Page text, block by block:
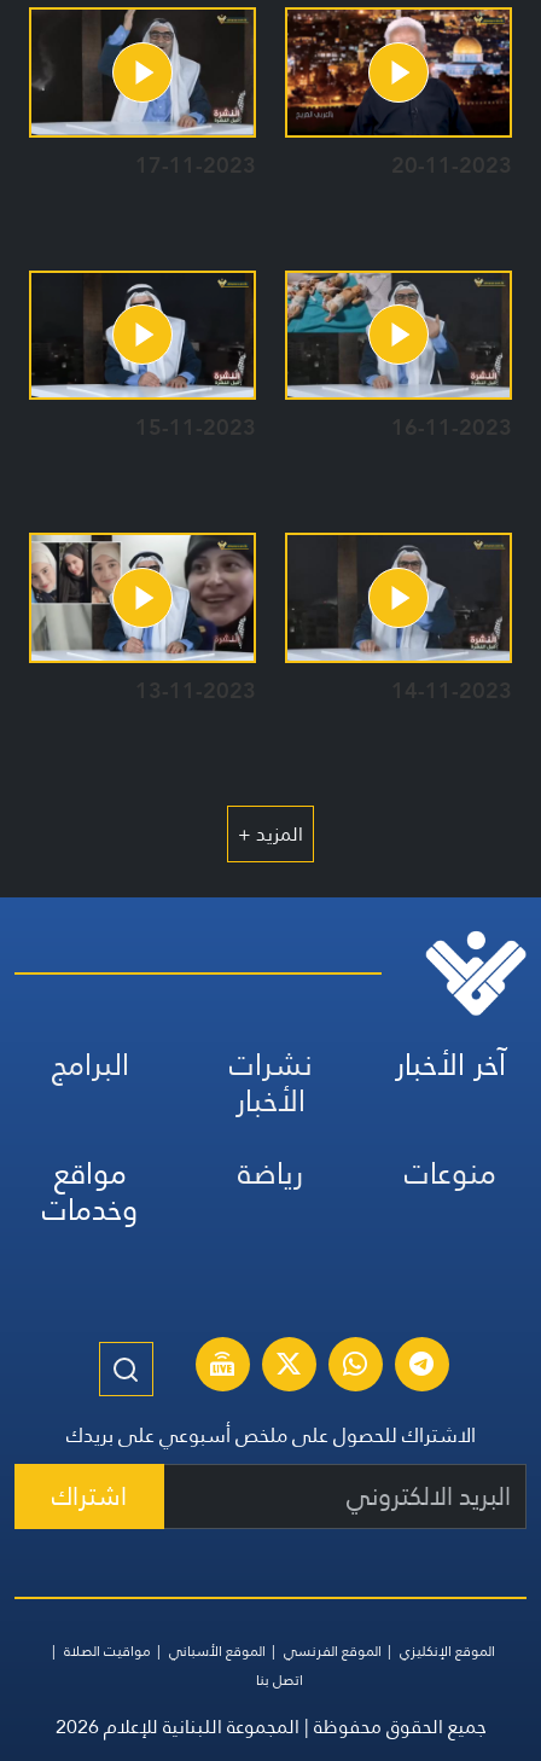
20-11-2023
17-11-2023
16-11-2023
15-11-2023
14-11-2023
13-11-2023
المزيد +
آخر الأخبار نشرات
الأخبار
البرامج
منوعات
رياضة مواقع
وخدمات
الاشتراك للحصول على ملخص أسبوعي على بريدك
اشتراك
الموقع الإنكليزي الموقع الفرنسي الموقع الأسباني
مواقيت الصلاة
اتصل بنا
جميع الحقوق محفوظة | المجموعة اللبنانية للإعلام 2026